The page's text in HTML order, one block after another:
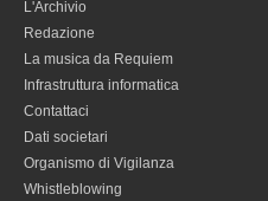
L'Archivio
Redazione
La musica da Requiem
Infrastruttura informatica
Contattaci
Dati societari
Organismo di Vigilanza
Whistleblowing